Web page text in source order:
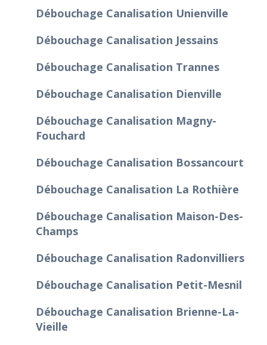
Débouchage Canalisation Unienville
Débouchage Canalisation Jessains
Débouchage Canalisation Trannes
Débouchage Canalisation Dienville
Débouchage Canalisation Magny-
Fouchard
Débouchage Canalisation Bossancourt
Débouchage Canalisation La Rothière
Débouchage Canalisation Maison-Des-
Champs
Débouchage Canalisation Radonvilliers
Débouchage Canalisation Petit-Mesnil
Débouchage Canalisation Brienne-La-
Vieille